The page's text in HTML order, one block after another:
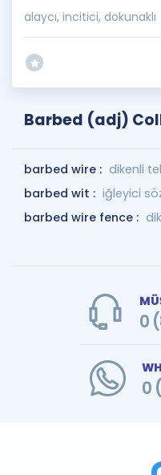
alaycı, incitici, dokunaklı
Barbed (adj)
barbed wire : dikenli tel
barbed wit : iğleyici
barbed wire fence :
0
0